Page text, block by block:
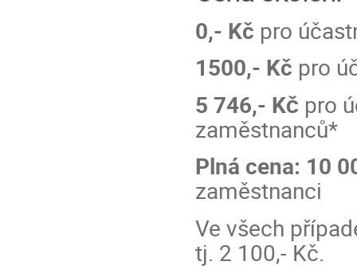
0,- Kč pro
1500,- Kč pro
5 746,- Kč pro
zaměstnanců*
Plná cena: 10
zaměstnanci
Ve všech
tj. 2 100,- Kč.